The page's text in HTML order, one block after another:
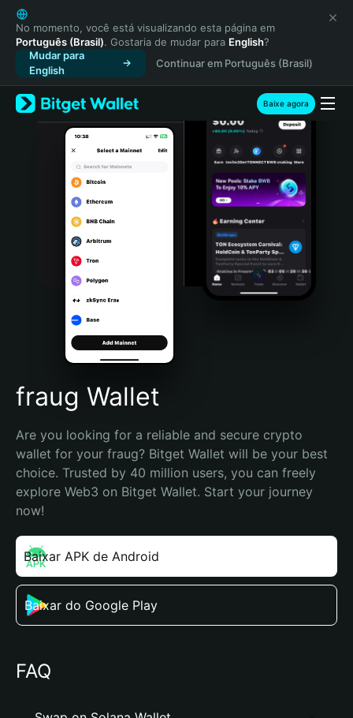
English
日本語
Tiếng Việt
Русский
Español (Latinoamérica)
Türkçe
Italiano
Português (Portugal)
Bahasa Indonesia
Português (Brasil)
Español (Argentina)
No momento, você está visualizando esta página em
Português (Brasil). Gostaria de mudar para English?
Mudar para
English
Continuar em Português (Brasil)
Baixe agora
fraug Wallet
Are you looking for a reliable and secure crypto
wallet for your fraug? Bitget Wallet will be your best
choice. Trusted by 40 million users, you can freely
explore Web3 on Bitget Wallet. Start your journey
now!
Baixar APK de Android
Baixar do Google Play
FAQ